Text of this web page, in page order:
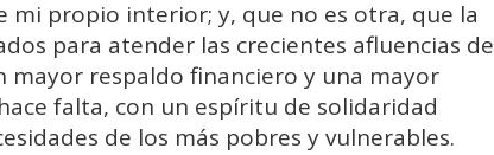
mi propio interior; y, que no es otra, que la
para atender las crecientes afluencias de
mayor respaldo financiero y una mayor
falta, con un espíritu de solidaridad
de los más pobres y vulnerables.